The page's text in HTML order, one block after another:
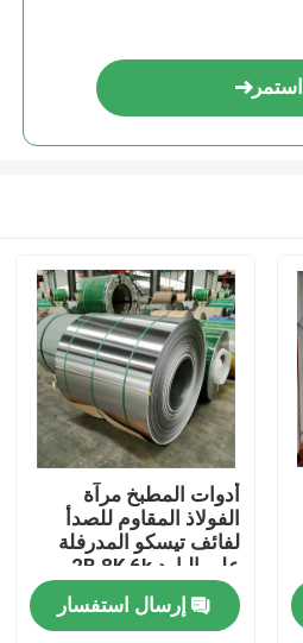
استمر
أدوات المطبخ مرآة
الفولاذ المقاوم للصدأ
لفائف تيسكو المدرفلة
على البارد 2B 8K 6k
0.2mm
إرسال استفسار